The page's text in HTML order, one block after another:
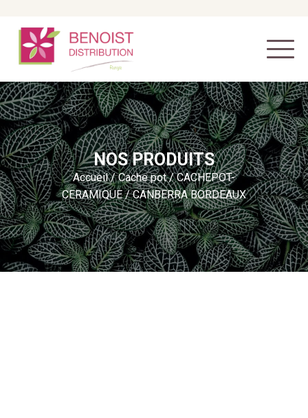
NOS PRODUITS
Accueil/Cache pot/CACHEPOT-
CERAMIQUE/ CANBERRA BORDEAUX